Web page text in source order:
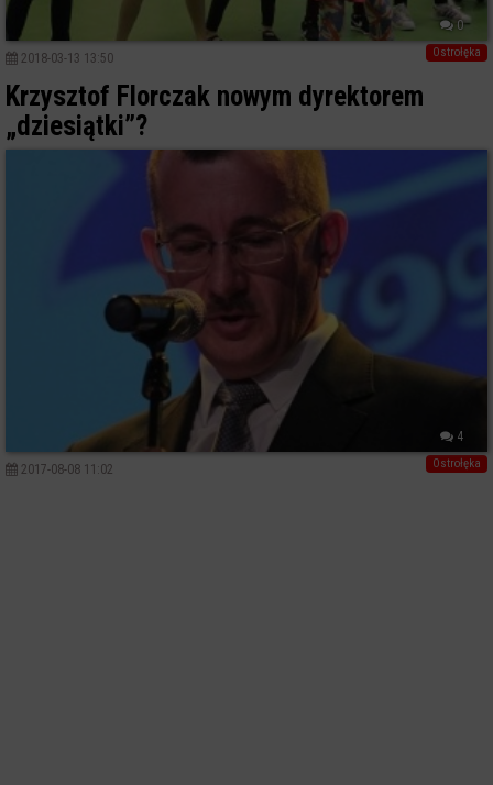
0
Ostrołęka
2018-03-13 13:50
Krzysztof Florczak nowym dyrektorem
„dziesiątki”?
4
Ostrołęka
2017-08-08 11:02